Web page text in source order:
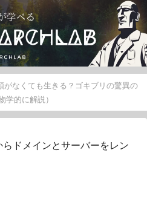
がなくても生きる？ゴキブリの驚異の
学的に解説）
ドメインとサーバーをレン